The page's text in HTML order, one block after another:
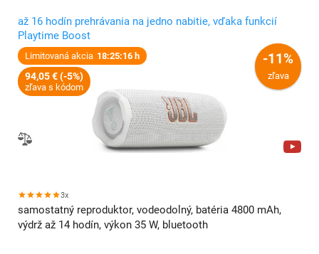
až 16 hodín prehrávania na jedno nabitie, vďaka funkcií
Playtime Boost
Limitovaná akcia 18:25:14 h
94,05 € (-5%)
zľava s kódom
-11%
zľava
3x
samostatný reproduktor, vodeodolný, batéria 4800 mAh,
výdrž až 14 hodín, výkon 35 W, bluetooth